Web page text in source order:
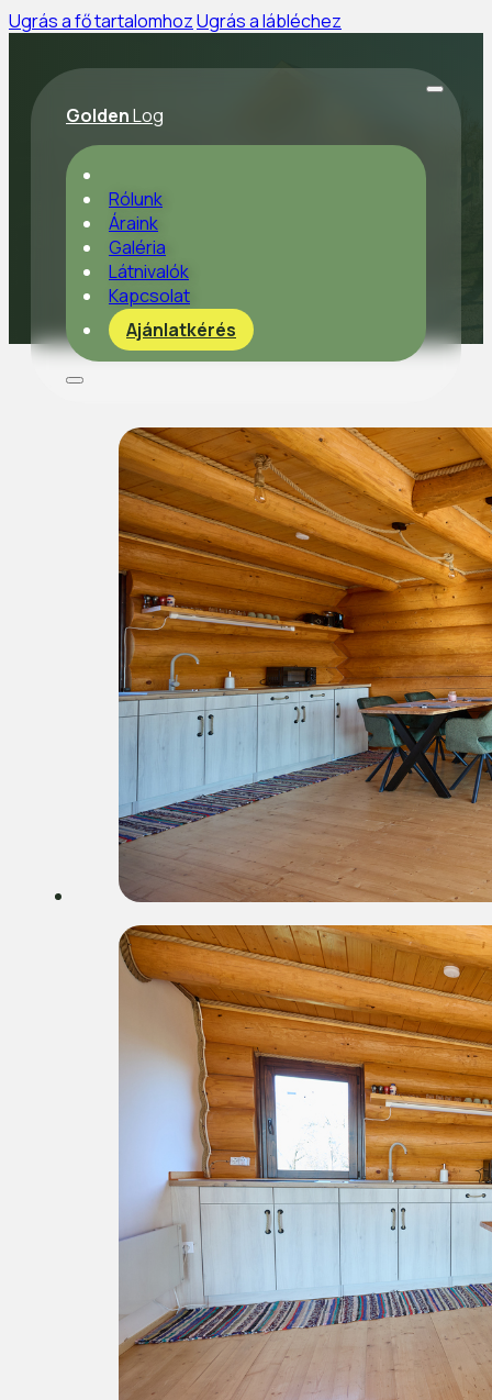
Ugrás a fő tartalomhozUgrás a lábléchez
GoldenLog
Rólunk
Áraink
Galéria
Látnivalók
Kapcsolat
Ajánlatkérés
Galéria